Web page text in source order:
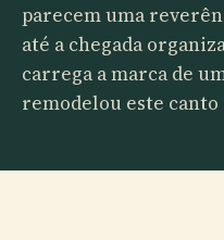
parecem uma
até a chegada
carrega a marca de
remodelou este